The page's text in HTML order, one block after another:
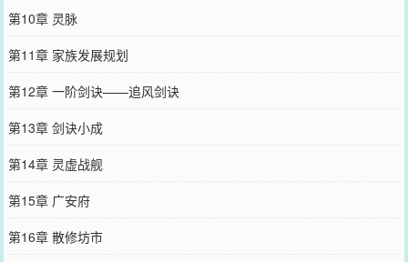
第10章 灵脉
第11章 家族发展规划
第12章 一阶剑诀——追风剑诀
第13章 剑诀小成
第14章 灵虚战舰
第15章 广安府
第16章 散修坊市